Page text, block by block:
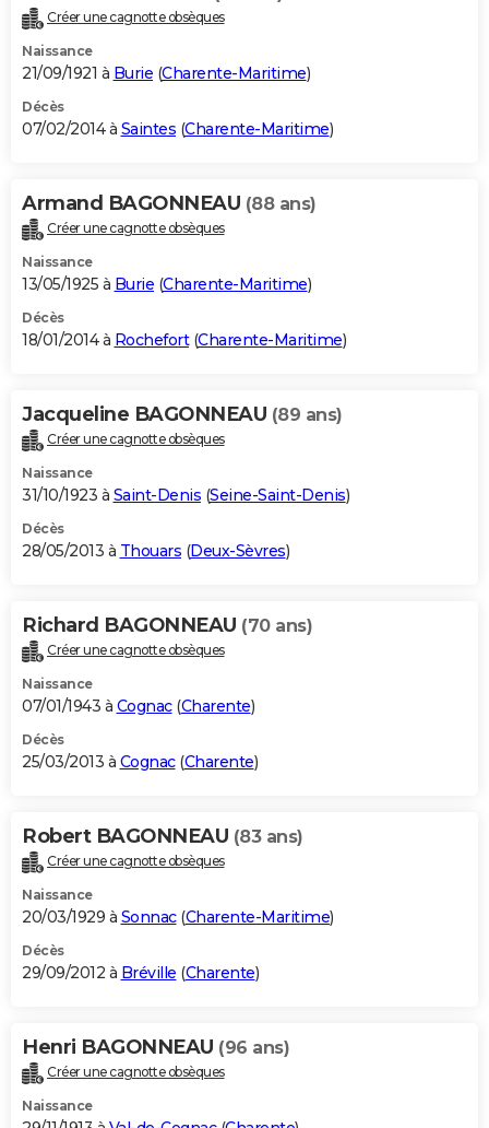
Créer une cagnotte obsèques
Naissance
21/09/1921 à Burie (Charente-Maritime)
Décès
07/02/2014 à Saintes (Charente-Maritime)
Armand BAGONNEAU (88 ans)
Créer une cagnotte obsèques
Naissance
13/05/1925 à Burie (Charente-Maritime)
Décès
18/01/2014 à Rochefort(Charente-Maritime)
Jacqueline BAGONNEAU (89 ans)
Créer une cagnotte obsèques
Naissance
31/10/1923 à Saint-Denis (Seine-Saint-Denis)
Décès
28/05/2013 à Thouars (Deux-Sèvres)
Richard BAGONNEAU (70 ans)
Créer une cagnotte obsèques
Naissance
07/01/1943 à Cognac(Charente)
Décès
25/03/2013 à Cognac(Charente)
Robert BAGONNEAU (83 ans)
Créer une cagnotte obsèques
Naissance
20/03/1929 à Sonnac(Charente-Maritime)
Décès
29/09/2012 à Bréville (Charente)
Henri BAGONNEAU (96 ans)
Créer une cagnotte obsèques
Naissance